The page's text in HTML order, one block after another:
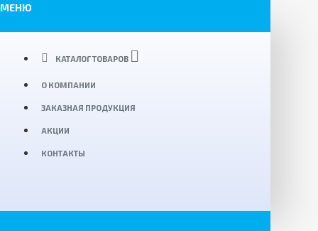
МЕНЮ
КАТАЛОГ ТОВАРОВ
О КОМПАНИИ
ЗАКАЗНАЯ ПРОДУКЦИЯ
АКЦИИ
КОНТАКТЫ